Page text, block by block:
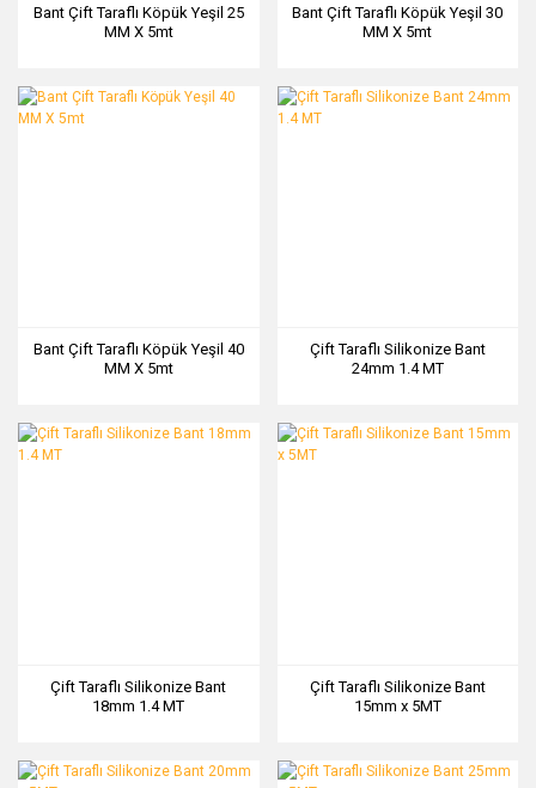
Bant Çift Taraflı Köpük Yeşil 25
MM X 5mt
Bant Çift Taraflı Köpük Yeşil 30
MM X 5mt
Bant Çift Taraflı Köpük Yeşil 40
MM X 5mt
Çift Taraflı Silikonize Bant
24mm 1.4 MT
Çift Taraflı Silikonize Bant
18mm 1.4 MT
Çift Taraflı Silikonize Bant
15mm x 5MT